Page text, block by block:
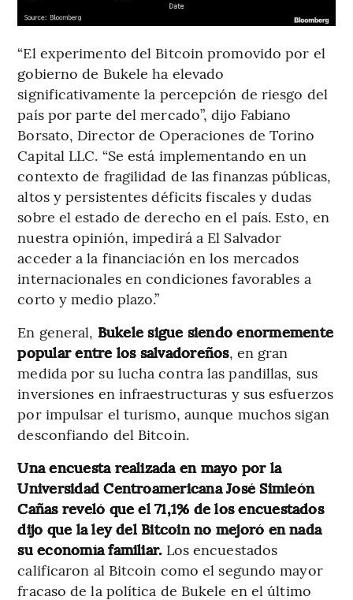
“El experimento del Bitcoin promovido por el
gobierno de Bukele ha elevado
significativamente la percepción de riesgo del
país por parte del mercado”, dijo Fabiano
Borsato, Director de Operaciones de Torino
Capital LLC. “Se está implementando en un
contexto de fragilidad de las finanzas públicas,
altos y persistentes déficits fiscales y dudas
sobre el estado de derecho en el país. Esto, en
nuestra opinión, impedirá a El Salvador
acceder a la financiación en los mercados
internacionales en condiciones favorables a
corto y medio plazo.”
En general, Bukele sigue siendo enormemente
popular entre los salvadoreños, en gran
medida por su lucha contra las pandillas, sus
inversiones en infraestructuras y sus esfuerzos
por impulsar el turismo, aunque muchos sigan
desconfiando del Bitcoin.
Una encuesta realizada en mayo por la
Universidad Centroamericana José Simieón
Cañas reveló que el 71,1% de los encuestados
dijo que la ley del Bitcoin no mejoró en nada
su economía familiar. Los encuestados
calificaron al Bitcoin como el segundo mayor
fracaso de la política de Bukele en el último